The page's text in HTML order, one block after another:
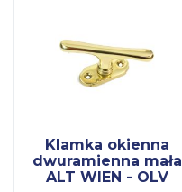
Klamka okienna
dwuramienna mała
ALT WIEN - OLV